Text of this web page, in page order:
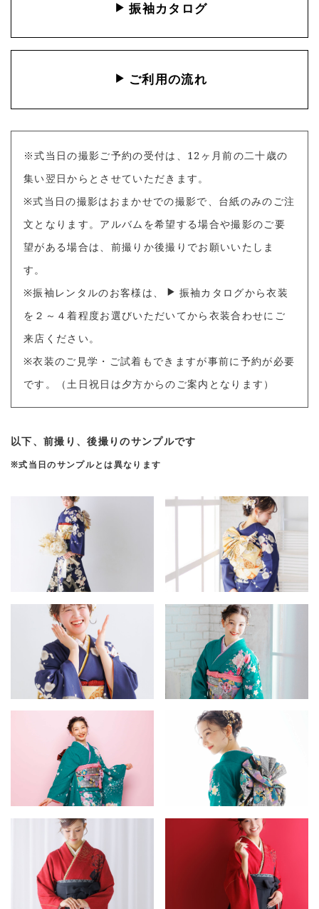
振袖カタログ
ご利用の流れ
※式当日の撮影ご予約の受付は、12ヶ月前の二十歳の
集い翌日からとさせていただきます。
※式当日の撮影はおまかせでの撮影で、台紙のみのご注
文となります。アルバムを希望する場合や撮影のご要
望がある場合は、前撮りか後撮りでお願いいたしま
す。
※振袖レンタルのお客様は、
振袖カタログから衣装
を２～４着程度お選びいただいてから衣装合わせにご
来店ください。
※衣装のご見学・ご試着もできますが事前に予約が必要
です。（土日祝日は夕方からのご案内となります）
以下、前撮り、後撮りのサンプルです
※式当日のサンプルとは異なります